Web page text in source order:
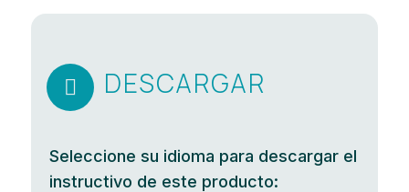
 DESCARGAR
Seleccione su idioma para descargar el
instructivo de este producto: